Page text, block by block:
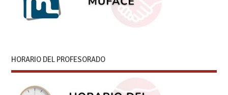
HORARIO DEL PROFESORADO